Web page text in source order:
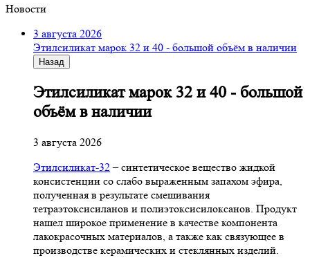
Новости
3 августа 2026
Этилсиликат марок 32 и 40 - большой объём в наличии
Назад
Этилсиликат марок 32 и 40 - большой
объём в наличии
3 августа 2026
Этилсиликат-32– синтетическое вещество жидкой
консистенции со слабо выраженным запахом эфира,
полученная в результате смешивания
тетpаэтоксисиланов и полиэтоксисилоксанов. Продукт
нашел широкое применение в качестве компонента
лакокрасочных материалов, а также как связующее в
производстве керамических и стеклянных изделий.